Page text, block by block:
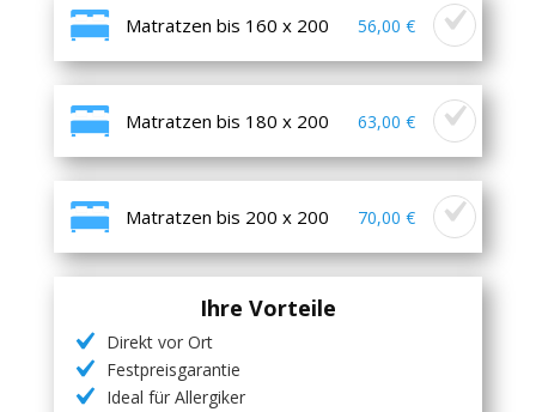
Matratzen bis 160 x 200 56,00 €
Matratzen bis 180 x 200 63,00 €
Matratzen bis 200 x 200 70,00 €
Ihre Vorteile
Direkt vor Ort
Festpreisgarantie
Ideal für Allergiker